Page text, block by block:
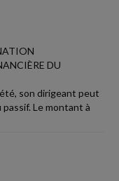
DU
son dirigeant peut
Le montant à